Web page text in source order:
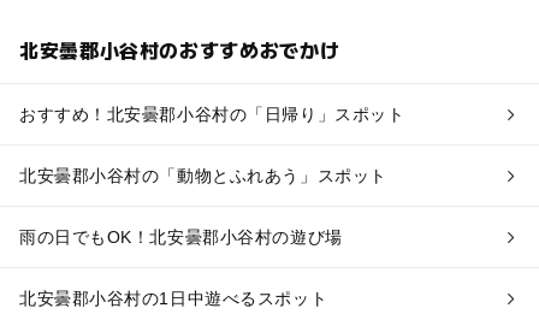
北安曇郡小谷村のおすすめおでかけ
おすすめ！北安曇郡小谷村の「日帰り」スポット
北安曇郡小谷村の「動物とふれあう」スポット
雨の日でもOK！北安曇郡小谷村の遊び場
北安曇郡小谷村の1日中遊べるスポット